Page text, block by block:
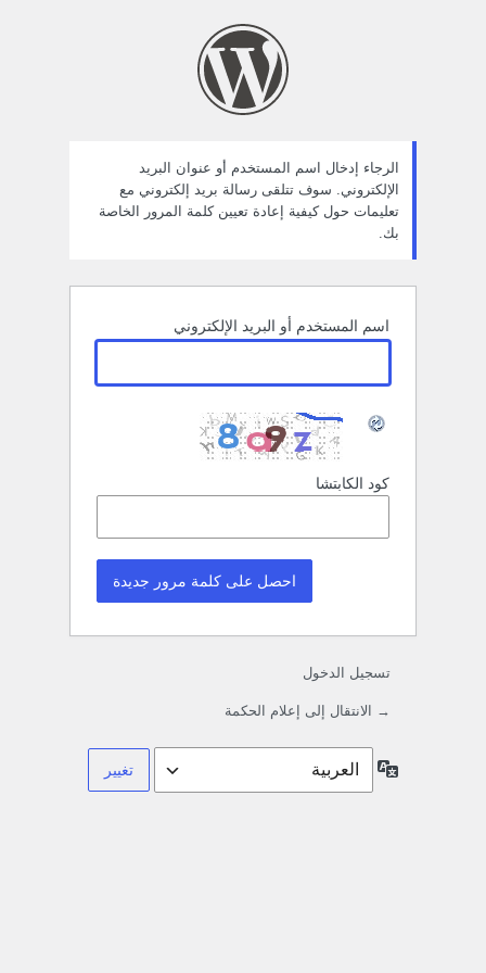
الرجاء إدخال اسم المستخدم أو عنوان البريد
الإلكتروني. سوف تتلقى رسالة بريد إلكتروني مع
تعليمات حول كيفية إعادة تعيين كلمة المرور الخاصة
بك.
اسم المستخدم أو البريد الإلكتروني
كود الكابتشا
تسجيل الدخول
→ الانتقال إلى إعلام الحكمة
اللغة